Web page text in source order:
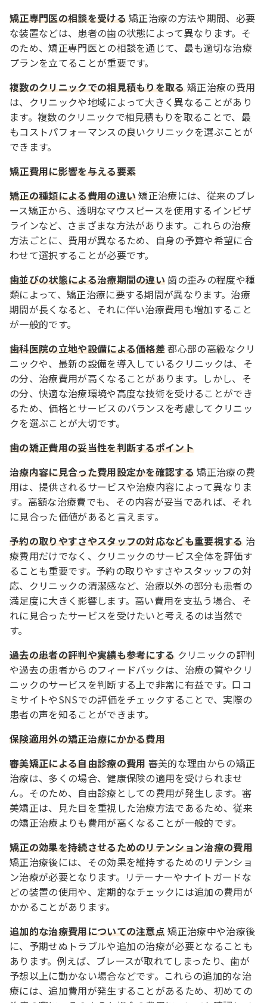
矯正専門医の相談を受ける矯正治療の方法や期間、必要
な装置などは、患者の歯の状態によって異なります。そ
のため、矯正専門医との相談を通じて、最も適切な治療
プランを立てることが重要です。
複数のクリニックでの相見積もりを取る矯正治療の費用
は、クリニックや地域によって大きく異なることがあり
ます。複数のクリニックで相見積もりを取ることで、最
もコストパフォーマンスの良いクリニックを選ぶことが
できます。
矯正費用に影響を与える要素
矯正の種類による費用の違い矯正治療には、従来のブレ
ース矯正から、透明なマウスピースを使用するインビザ
ラインなど、さまざまな方法があります。これらの治療
方法ごとに、費用が異なるため、自身の予算や希望に合
わせて選択することが必要です。
歯並びの状態による治療期間の違い歯の歪みの程度や種
類によって、矯正治療に要する期間が異なります。治療
期間が長くなると、それに伴い治療費用も増加すること
が一般的です。
歯科医院の立地や設備による価格差都心部の高級なクリ
ニックや、最新の設備を導入しているクリニックは、そ
の分、治療費用が高くなることがあります。しかし、そ
の分、快適な治療環境や高度な技術を受けることができ
るため、価格とサービスのバランスを考慮してクリニッ
クを選ぶことが大切です。
歯の矯正費用の妥当性を判断するポイント
治療内容に見合った費用設定かを確認する矯正治療の費
用は、提供されるサービスや治療内容によって異なりま
す。高額な治療費でも、その内容が妥当であれば、それ
に見合った価値があると言えます。
予約の取りやすさやスタッフの対応なども重要視する治
療費用だけでなく、クリニックのサービス全体を評価す
ることも重要です。予約の取りやすさやスタッッフの対
応、クリニックの清潔感など、治療以外の部分も患者の
満足度に大きく影響します。高い費用を支払う場合、そ
れに見合ったサービスを受けたいと考えるのは当然で
す。
過去の患者の評判や実績も参考にする クリニックの評判
や過去の患者からのフィードバックは、治療の質やクリ
ニックのサービスを判断する上で非常に有益です。口コ
ミサイトやSNSでの評価をチェックすることで、実際の
患者の声を知ることができます。
保険適用外の矯正治療にかかる費用
審美矯正による自由診療の費用 審美的な理由からの矯正
治療は、多くの場合、健康保険の適用を受けられませ
ん。そのため、自由診療としての費用が発生します。審
美矯正は、見た目を重視した治療方法であるため、従来
の矯正治療よりも費用が高くなることが一般的です。
矯正の効果を持続させるためのリテンション治療の費用
矯正治療後には、その効果を維持するためのリテンショ
ン治療が必要となります。リテーナーやナイトガードな
どの装置の使用や、定期的なチェックには追加の費用が
かかることがあります。
追加的な治療費用についての注意点矯正治療中や治療後
に、予期せぬトラブルや追加の治療が必要となることも
あります。例えば、ブレースが取れてしまったり、歯が
予想以上に動かない場合などです。これらの追加的な治
療には、追加費用が発生することがあるため、初めての